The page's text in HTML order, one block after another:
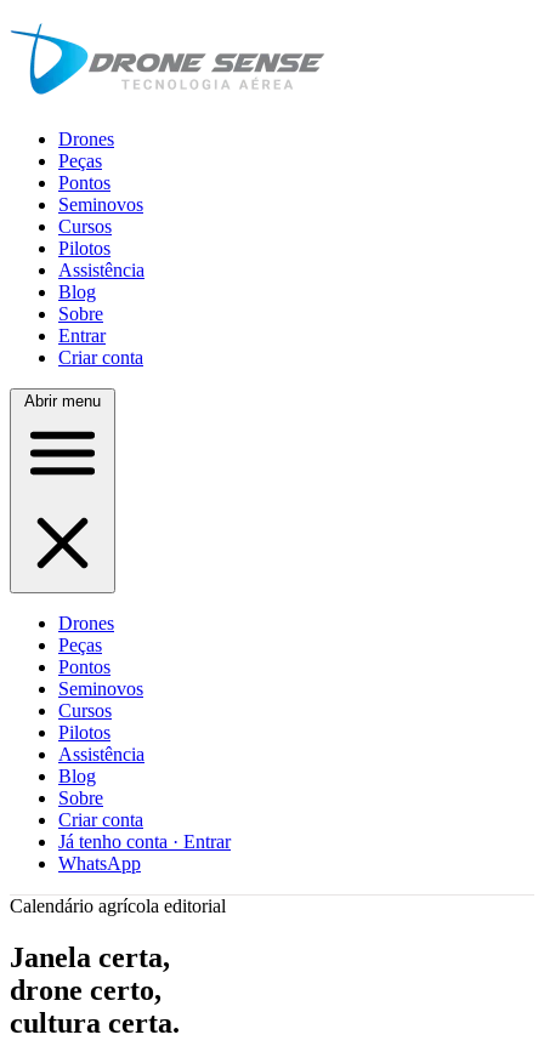
Drones
Peças
Pontos
Seminovos
Cursos
Pilotos
Assistência
Blog
Sobre
Entrar
Criar conta
Abrir menu
Drones
Peças
Pontos
Seminovos
Cursos
Pilotos
Assistência
Blog
Sobre
Criar conta
Já tenho conta · Entrar
WhatsApp
Calendário agrícola editorial
Janela certa,
drone certo,
cultura certa.